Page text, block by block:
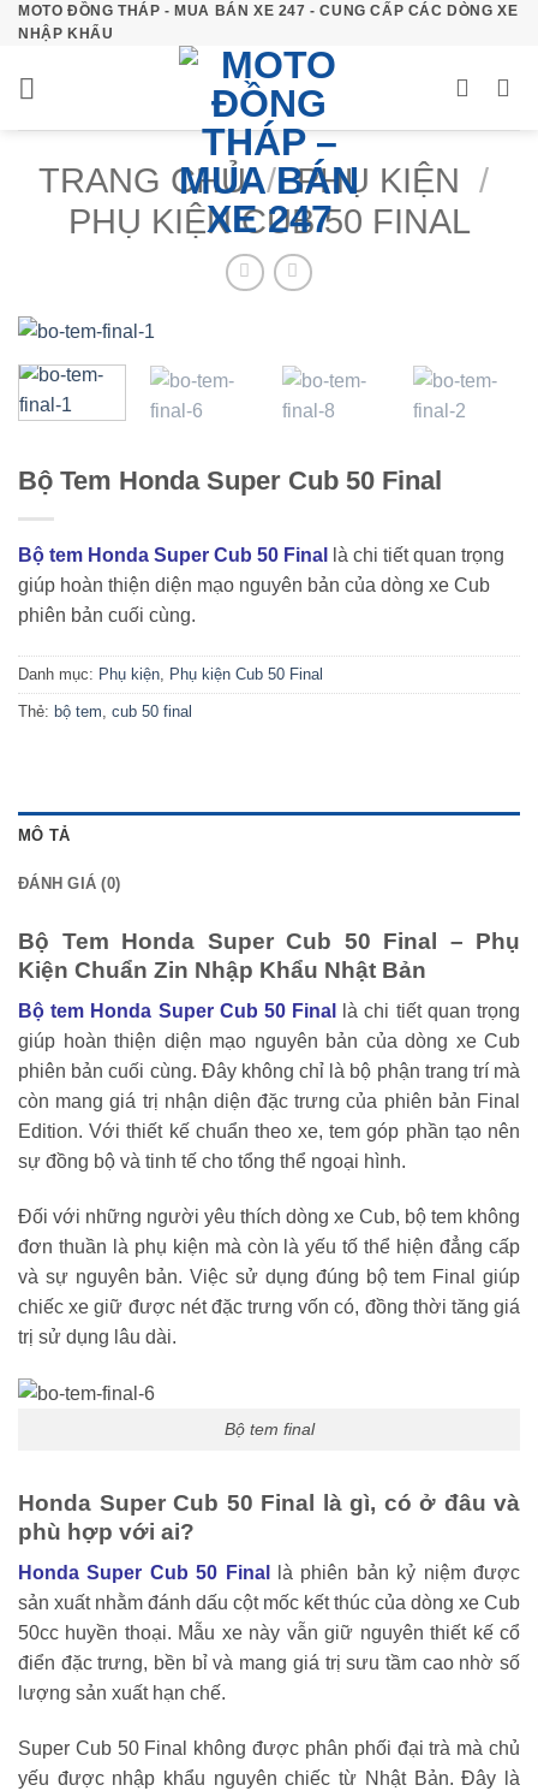
Bỏ
qua
nội
dung
MOTO ĐỒNG THÁP - MUA BÁN XE 247 - CUNG CẤP CÁC DÒNG XE
NHẬP KHẨU
TRANG CHỦ / PHỤ KIỆN /
PHỤ KIỆN CUB 50 FINAL
Bộ Tem Honda Super Cub 50 Final
Bộ tem Honda Super Cub 50 Final
là chi tiết quan trọng
giúp hoàn thiện diện mạo nguyên bản của dòng xe Cub
phiên bản cuối cùng.
Danh mục: Phụ kiện, Phụ kiện Cub 50 Final
Thẻ: bộ tem, cub 50 final
MÔ TẢ
ĐÁNH GIÁ (0)
Bộ Tem Honda Super Cub 50 Final – Phụ
Kiện Chuẩn Zin Nhập Khẩu Nhật Bản
Bộ tem Honda Super Cub 50 Final
là chi tiết quan trọng
giúp hoàn thiện diện mạo nguyên bản của dòng xe Cub
phiên bản cuối cùng. Đây không chỉ là bộ phận trang trí mà
còn mang giá trị nhận diện đặc trưng của phiên bản Final
Edition. Với thiết kế chuẩn theo xe, tem góp phần tạo nên
sự đồng bộ và tinh tế cho tổng thể ngoại hình.
Đối với những người yêu thích dòng xe Cub, bộ tem không
đơn thuần là phụ kiện mà còn là yếu tố thể hiện đẳng cấp
và sự nguyên bản. Việc sử dụng đúng bộ tem Final giúp
chiếc xe giữ được nét đặc trưng vốn có, đồng thời tăng giá
trị sử dụng lâu dài.
Bộ tem final
Honda Super Cub 50 Final là gì, có ở đâu và
phù hợp với ai?
Honda Super Cub 50 Final
là phiên bản kỷ niệm được
sản xuất nhằm đánh dấu cột mốc kết thúc của dòng xe Cub
50cc huyền thoại. Mẫu xe này vẫn giữ nguyên thiết kế cổ
điển đặc trưng, bền bỉ và mang giá trị sưu tầm cao nhờ số
lượng sản xuất hạn chế.
Super Cub 50 Final không được phân phối đại trà mà chủ
yếu được nhập khẩu nguyên chiếc từ Nhật Bản. Đây là